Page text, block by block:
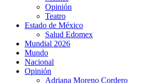
Opinión
Teatro
Estado de México
Salud Edomex
Mundial 2026
Mundo
Nacional
Opinión
Adriana Moreno Cordero